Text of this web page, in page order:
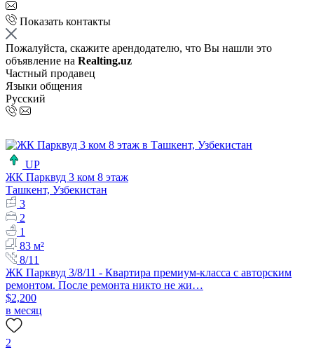
Показать контакты
Пожалуйста, скажите арендодателю, что Вы нашли это
объявление на Realting.uz
Частный продавец
Языки общения
Русский
UP
ЖК Парквуд 3 ком 8 этаж
Ташкент, Узбекистан
3
2
1
83 м²
8/11
ЖК Парквуд 3/8/11 - Квартира премиум-класса с авторским
ремонтом. После ремонта никто не жи…
$2,200
в месяц
2